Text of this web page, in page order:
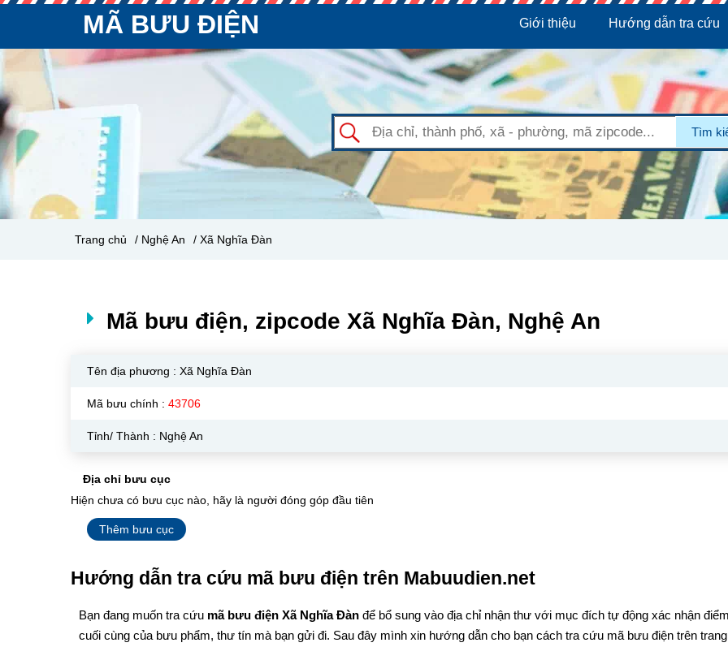
MÃ BƯU ĐIỆN Giới thiệu Hướng dẫn tra cứu
Tìm
Trang chủ / Nghệ An / Xã Nghĩa Đàn
Mã bưu điện, zipcode Xã Nghĩa Đàn, Nghệ An
Tên địa phương : Xã Nghĩa Đàn
Mã bưu chính : 43706
Tỉnh/ Thành : Nghệ An
Địa chỉ bưu cục
Hiện chưa có bưu cục nào, hãy là người đóng góp đầu tiên
Thêm bưu cục
Hướng dẫn tra cứu mã bưu điện trên Mabuudien.net
Bạn đang muốn tra cứu mã bưu điện Xã Nghĩa Đàn để bổ sung vào địa chỉ nhận thư với mục đích tự động xác nhận
cuối cùng của bưu phẩm, thư tín mà bạn gửi đi. Sau đây mình xin hướng dẫn cho bạn cách tra cứu mã bưu điện trên trang